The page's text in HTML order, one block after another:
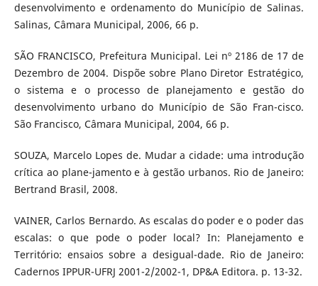
desenvolvimento e ordenamento do Município de Salinas.
Salinas, Câmara Municipal, 2006, 66 p.
SÃO FRANCISCO, Prefeitura Municipal. Lei nº 2186 de 17 de
Dezembro de 2004. Dispõe sobre Plano Diretor Estratégico,
o sistema e o processo de planejamento e gestão do
desenvolvimento urbano do Município de São Fran-cisco.
São Francisco, Câmara Municipal, 2004, 66 p.
SOUZA, Marcelo Lopes de. Mudar a cidade: uma introdução
crítica ao plane-jamento e à gestão urbanos. Rio de Janeiro:
Bertrand Brasil, 2008.
VAINER, Carlos Bernardo. As escalas do poder e o poder das
escalas: o que pode o poder local? In: Planejamento e
Território: ensaios sobre a desigual-dade. Rio de Janeiro:
Cadernos IPPUR-UFRJ 2001-2/2002-1, DP&A Editora. p. 13-32.